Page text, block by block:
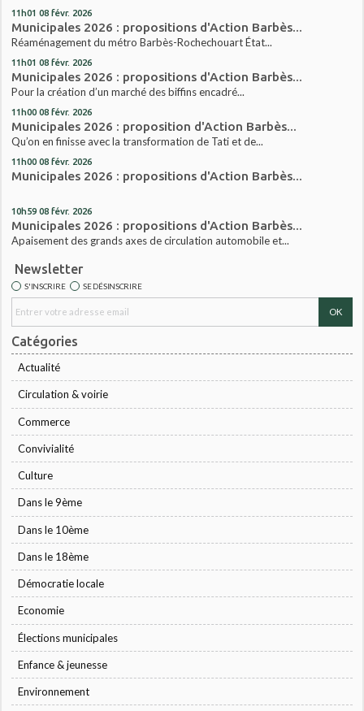
11h01 08 févr. 2026
Municipales 2026 : propositions d'Action Barbès...
Réaménagement du métro Barbès-Rochechouart État...
11h01 08 févr. 2026
Municipales 2026 : propositions d'Action Barbès...
Pour la création d’un marché des biffins encadré...
11h00 08 févr. 2026
Municipales 2026 : proposition d'Action Barbès...
Qu’on en finisse avec la transformation de Tati et de...
11h00 08 févr. 2026
Municipales 2026 : propositions d'Action Barbès...
10h59 08 févr. 2026
Municipales 2026 : propositions d'Action Barbès...
Apaisement des grands axes de circulation automobile et...
Newsletter
S'INSCRIRE SE DÉSINSCRIRE
Catégories
Actualité
Circulation & voirie
Commerce
Convivialité
Culture
Dans le 9ème
Dans le 10ème
Dans le 18ème
Démocratie locale
Economie
Élections municipales
Enfance & jeunesse
Environnement